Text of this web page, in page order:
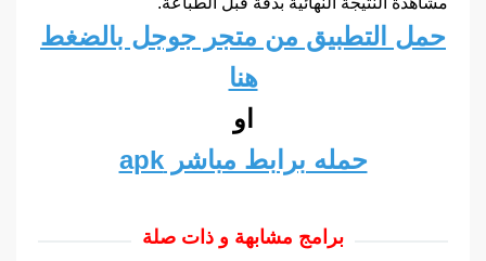
حمل التطبيق من متجر جوجل بالضغط
هنا
او
حمله برابط مباشر apk
برامج مشابهة و ذات صلة